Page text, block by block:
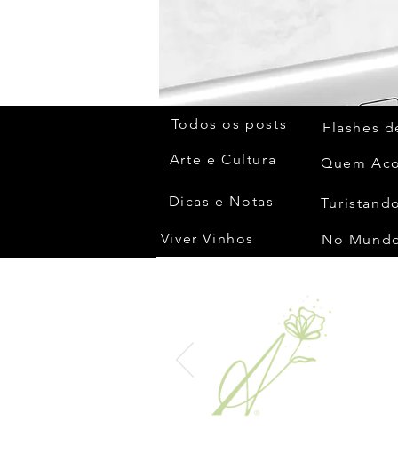
Todos os posts
Arte e Cultura
Dicas e Notas
Viver Vinhos
Flashes